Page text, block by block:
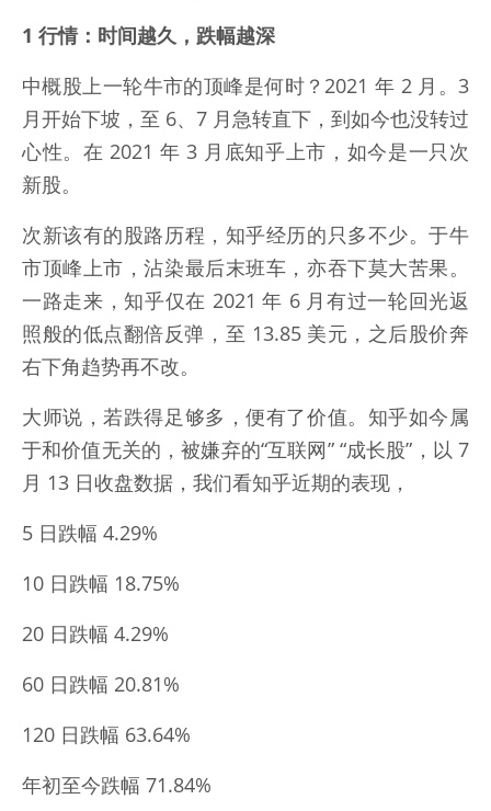
1 行情：时间越久，跌幅越深
中概股上一轮牛市的顶峰是何时？2021 年 2 月。3
月开始下坡，至 6、7 月急转直下，到如今也没转过
心性。在 2021 年 3 月底知乎上市，如今是一只次
新股。
次新该有的股路历程，知乎经历的只多不少。于牛
市顶峰上市，沾染最后末班车，亦吞下莫大苦果。
一路走来，知乎仅在 2021 年 6 月有过一轮回光返
照般的低点翻倍反弹，至 13.85 美元，之后股价奔
右下角趋势再不改。
大师说，若跌得足够多，便有了价值。知乎如今属
于和价值无关的，被嫌弃的“互联网” “成长股”，以 7
月 13 日收盘数据，我们看知乎近期的表现，
5 日跌幅 4.29%
10 日跌幅 18.75%
20 日跌幅 4.29%
60 日跌幅 20.81%
120 日跌幅 63.64%
年初至今跌幅 71.84%